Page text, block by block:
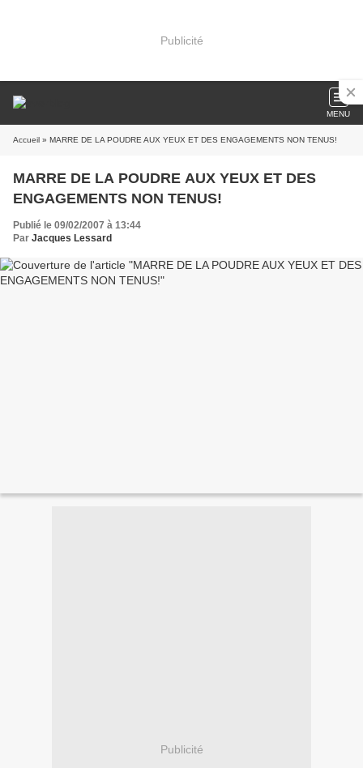
Publicité
MENU
Accueil » MARRE DE LA POUDRE AUX YEUX ET DES ENGAGEMENTS NON TENUS!
MARRE DE LA POUDRE AUX YEUX ET DES
ENGAGEMENTS NON TENUS!
Publié le 09/02/2007 à 13:44
Par Jacques Lessard
Publicité